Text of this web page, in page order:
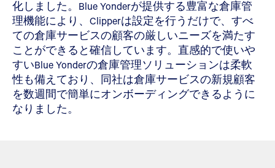
化しました。Blue Yonderが提供する豊富な倉庫管
理機能により、Clipperは設定を行うだけで、すべ
ての倉庫サービスの顧客の厳しいニーズを満たす
ことができると確信しています。直感的で使いや
すいBlue Yonderの倉庫管理ソリューションは柔軟
性も備えており、同社は倉庫サービスの新規顧客
を数週間で簡単にオンボーディングできるように
なりました。